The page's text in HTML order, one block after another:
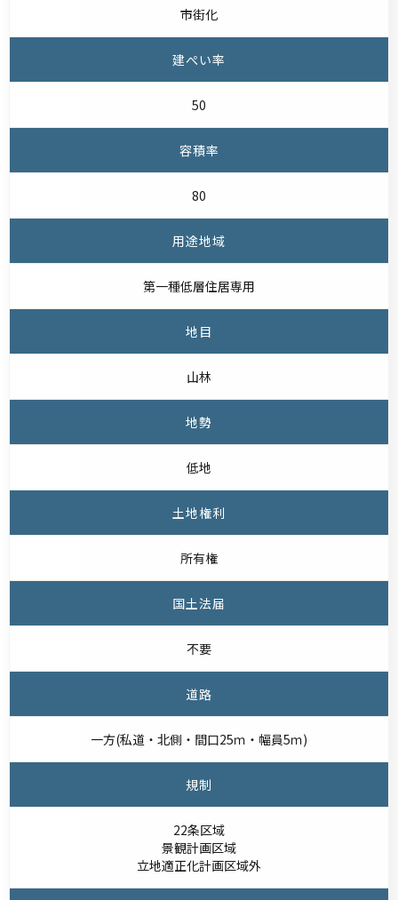
市街化
建ぺい率
50
容積率
80
用途地域
第一種低層住居専用
地目
山林
地勢
低地
土地権利
所有権
国土法届
不要
道路
一方(私道・北側・間口25ｍ・幅員5ｍ)
規制
22条区域
景観計画区域
立地適正化計画区域外